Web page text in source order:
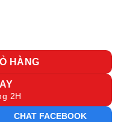
HÀNG
2H
CHAT FACEBOOK